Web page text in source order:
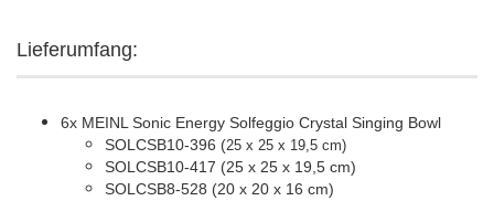
Lieferumfang:
6x MEINL Sonic Energy Solfeggio Crystal Singing Bowl
SOLCSB10-396 (25 x 25 x 19,5 cm)
SOLCSB10-417 (25 x 25 x 19,5 cm)
SOLCSB8-528 (20 x 20 x 16 cm)